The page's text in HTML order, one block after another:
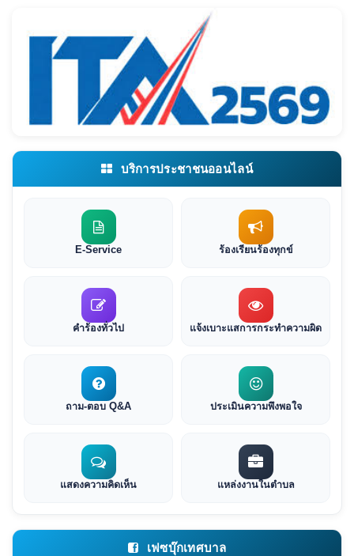
บริการประชาชนออนไลน์
E-Service ร้องเรียนร้องทุกข์
คำร้องทั่วไป แจ้งเบาะแสการกระทำความผิด
ถาม-ตอบ Q&A ประเมินความพึงพอใจ
แสดงความคิดเห็น แหล่งงานในตำบล
เฟซบุ๊กเทศบาล